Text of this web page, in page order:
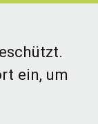
ein, um